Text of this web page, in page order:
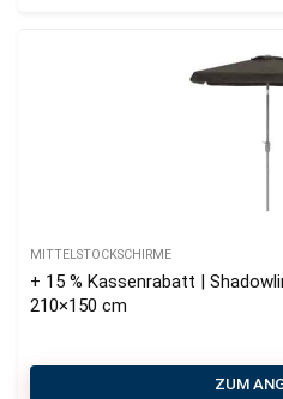
MITTELSTOCKSCHIRME
+ 15 % Kassenrabatt |
210×150 cm
ZUM